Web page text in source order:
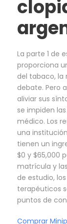
La parte 1 de
proporciona
del tabaco, la
debate. Pero
aliviar sus
se impiden
médico. Los
una
tienen un
$0 y $65,000
matrícula y
de estudio,
terapéuticos
puntos de
Comprar